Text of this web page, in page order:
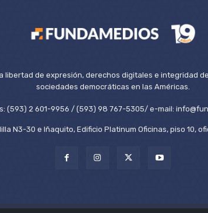
libertad de expresión, derechos digitales e integridad
sociedades democráticas en las Américas.
(593) 2 601-9956 / (593) 98 767-5305/ e-mail:
N3-30 e Iñaquito, Edificio Platinum Oficinas, piso 10,